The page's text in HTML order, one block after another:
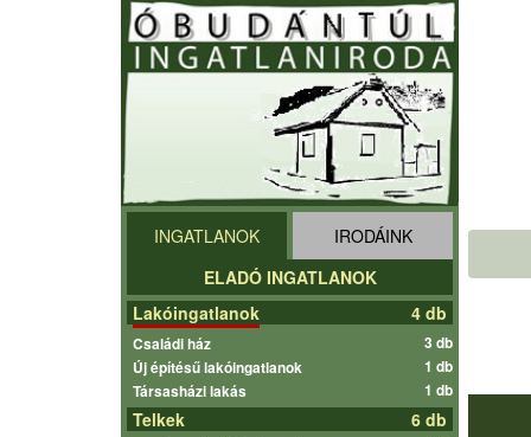
INGATLANOK
IRODÁINK
ELADÓ INGATLANOK
Lakóingatlanok
4 db
Családi ház
3 db
Új építésű lakóingatlanok
1 db
Társasházi lakás
1 db
Telkek 6 db